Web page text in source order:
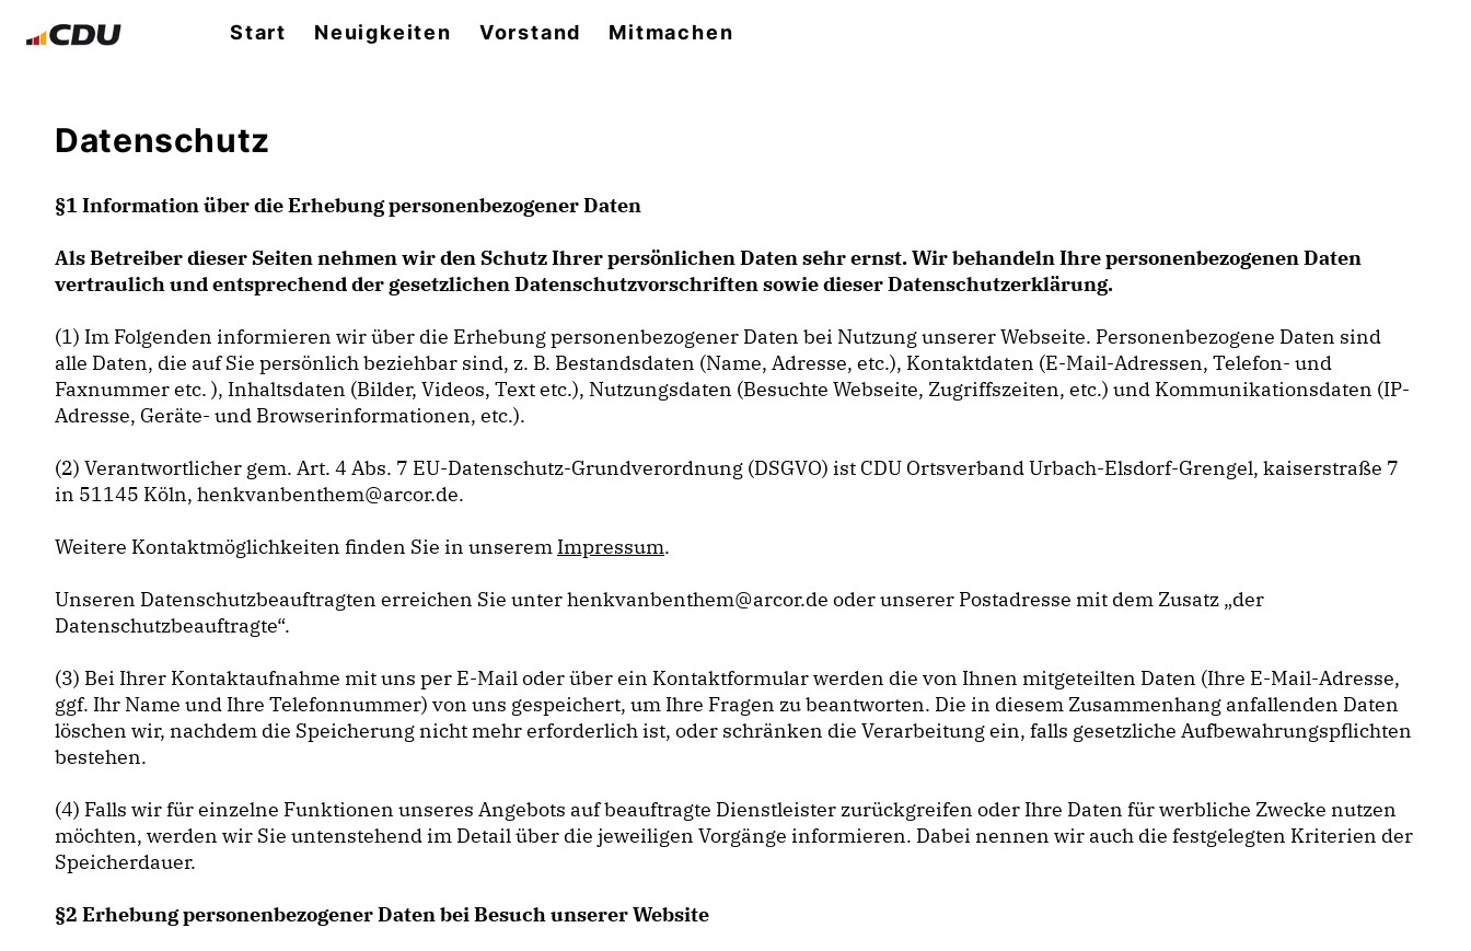
Start Neuigkeiten Vorstand Mitmachen
Datenschutz
§1 Information über die Erhebung personenbezogener Daten
Als Betreiber dieser Seiten nehmen wir den Schutz Ihrer persönlichen Daten sehr ernst. Wir behandeln Ihre personenbezogenen Daten
vertraulich und entsprechend der gesetzlichen Datenschutzvorschriften sowie dieser Datenschutzerklärung.
(1) Im Folgenden informieren wir über die Erhebung personenbezogener Daten bei Nutzung unserer Webseite. Personenbezogene Daten sind
alle Daten, die auf Sie persönlich beziehbar sind, z. B. Bestandsdaten (Name, Adresse, etc.), Kontaktdaten (E-Mail-Adressen, Telefon- und
Faxnummer etc. ), Inhaltsdaten (Bilder, Videos, Text etc.), Nutzungsdaten (Besuchte Webseite, Zugriffszeiten, etc.) und Kommunikationsdaten (IP-
Adresse, Geräte- und Browserinformationen, etc.).
(2) Verantwortlicher gem. Art. 4 Abs. 7 EU-Datenschutz-Grundverordnung (DSGVO) ist CDU Ortsverband Urbach-Elsdorf-Grengel, kaiserstraße 7
in 51145 Köln, henkvanbenthem@arcor.de.
Weitere Kontaktmöglichkeiten finden Sie in unserem Impressum.
Unseren Datenschutzbeauftragten erreichen Sie unter henkvanbenthem@arcor.de oder unserer Postadresse mit dem Zusatz „der
Datenschutzbeauftragte“.
(3) Bei Ihrer Kontaktaufnahme mit uns per E-Mail oder über ein Kontaktformular werden die von Ihnen mitgeteilten Daten (Ihre E-Mail-Adresse,
ggf. Ihr Name und Ihre Telefonnummer) von uns gespeichert, um Ihre Fragen zu beantworten. Die in diesem Zusammenhang anfallenden Daten
löschen wir, nachdem die Speicherung nicht mehr erforderlich ist, oder schränken die Verarbeitung ein, falls gesetzliche Aufbewahrungspflichten
bestehen.
(4) Falls wir für einzelne Funktionen unseres Angebots auf beauftragte Dienstleister zurückgreifen oder Ihre Daten für werbliche Zwecke nutzen
möchten, werden wir Sie untenstehend im Detail über die jeweiligen Vorgänge informieren. Dabei nennen wir auch die festgelegten Kriterien der
Speicherdauer.
§2 Erhebung personenbezogener Daten bei Besuch unserer Website